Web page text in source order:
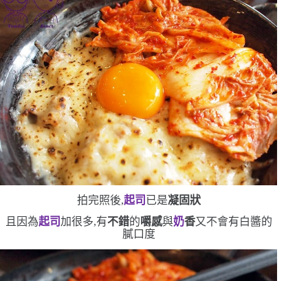
拍完照後,起司 已是凝固狀
且因為起司加很多,有不錯的嚼感與奶香又不會有白醬的
膩口度